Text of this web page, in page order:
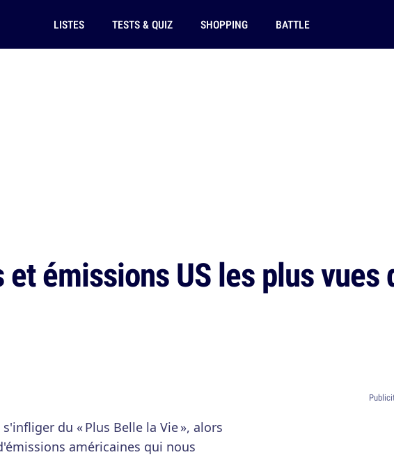
LISTES TESTS & QUIZ SHOPPING BATTLE
émissions US les plus vues
du « Plus Belle la Vie », alors
américaines qui nous